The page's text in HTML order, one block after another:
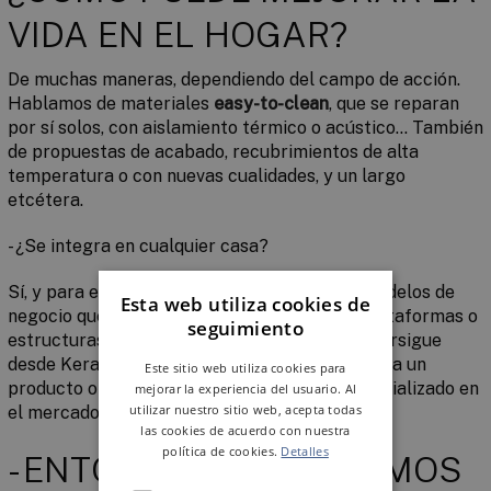
VIDA EN EL HOGAR?
De muchas maneras, dependiendo del campo de acción.
Hablamos de materiales easy-to-clean, que se reparan
por sí solos, con aislamiento térmico o acústico… También
de propuestas de acabado, recubrimientos de alta
temperatura o con nuevas cualidades, y un largo
etcétera.
- ¿Se integra en cualquier casa?
Sí, y para ello también se han desarrollado modelos de
negocio que emplean dichos materiales en plataformas o
estructuras, intermediación que también se persigue
desde Keraben Grupo. De este modo dan lugar a un
producto o servicio que termina siendo comercializado en
el mercado.
- ENTONCES… ¿HABLAMOS
Esta web utiliza cookies de
seguimiento
Este sitio web utiliza cookies para
mejorar la experiencia del usuario. Al
utilizar nuestro sitio web, acepta todas
las cookies de acuerdo con nuestra
política de cookies. Detalles